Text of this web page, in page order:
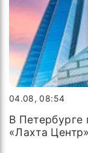
04.08, 08:54
В Петербурге
«Лахта Центр»